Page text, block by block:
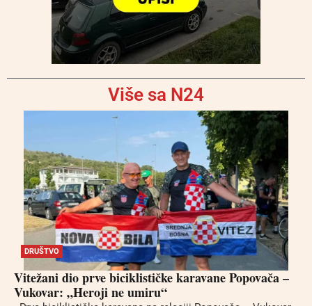
Više sa N24
DRUŠTVO
Vitežani dio prve biciklističke karavane Popovača –
Vukovar: „Heroji ne umiru“